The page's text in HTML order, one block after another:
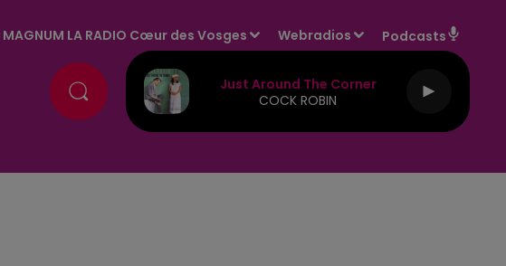
MAGNUM LA RADIO Cœur des Vosges Webradios Podcasts
Just Around The Corner
COCK ROBIN